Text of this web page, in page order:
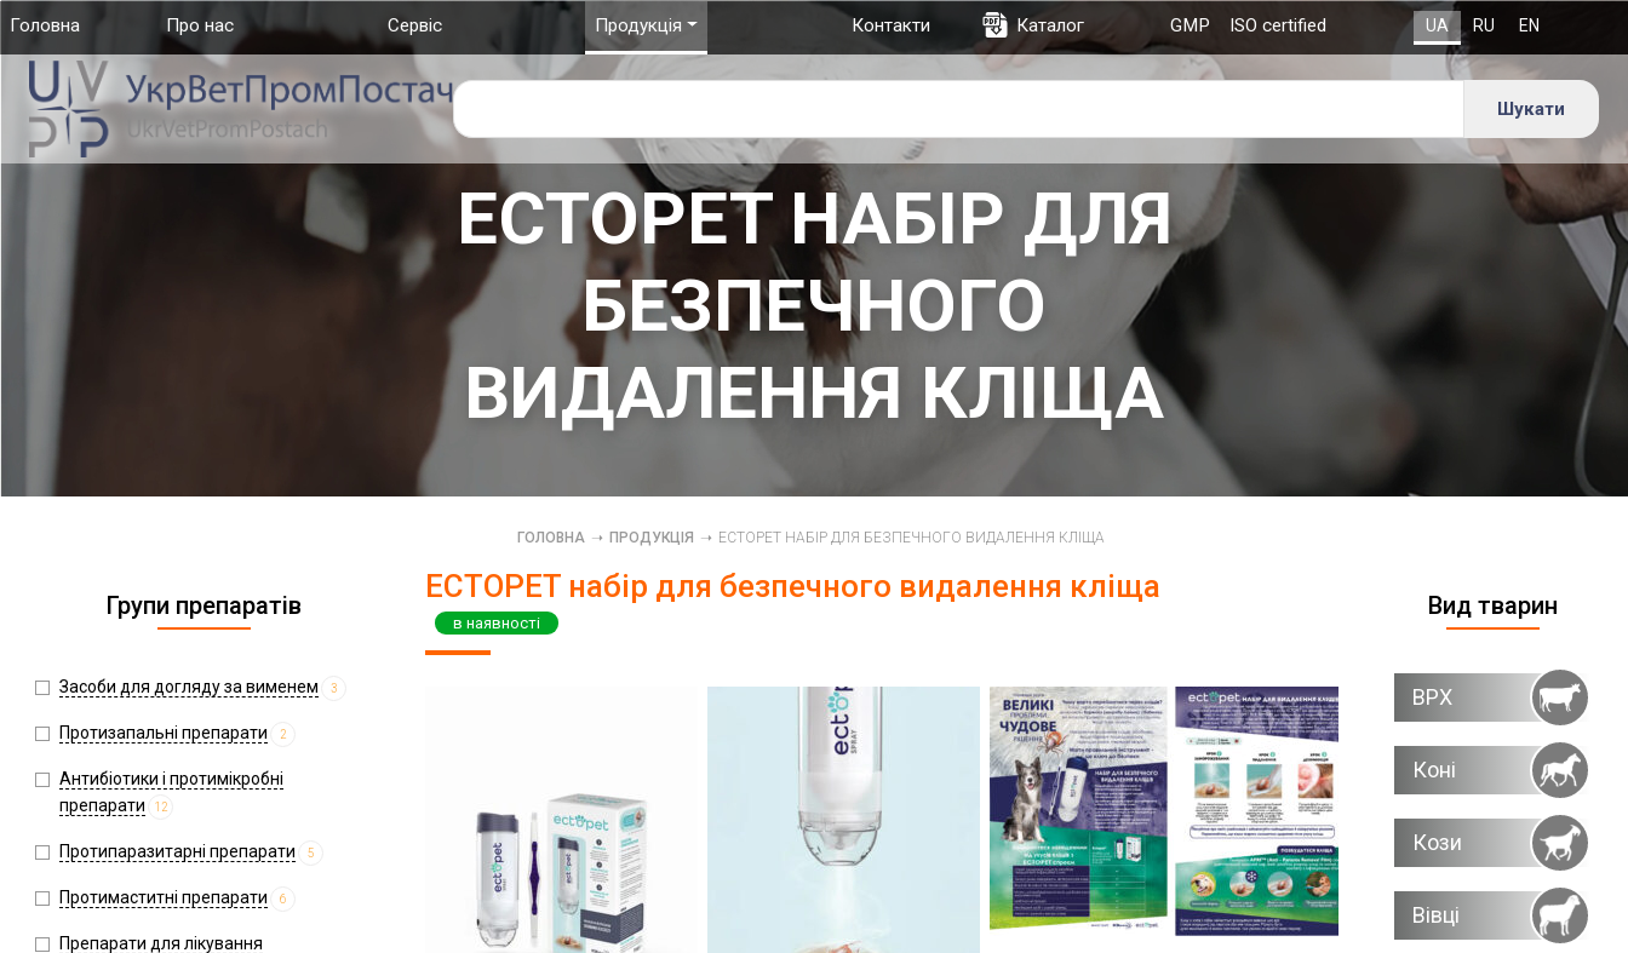
Головна (current) Про нас Сервіс Продукція Контакти Каталог GMP ISO certified
ECTOPET НАБІР ДЛЯ
БЕЗПЕЧНОГО
ВИДАЛЕННЯ КЛІЩА
ГОЛОВНА ➝ ПРОДУКЦІЯ ➝ ECTOPET НАБІР ДЛЯ БЕЗПЕЧНОГО ВИДАЛЕННЯ КЛІЩА
Групи препаратів
Засоби для догляду за вименем 3
Протизапальні препарати 2
Антибіотики і протимікробні
препарати
12
Протипаразитарні препарати 5
Протимаститні препарати 6
Препарати для лікування
ECTOPET набір для безпечного видалення кліща
в наявності
Вид тварин
ВРХ
Коні
Кози
Вівці